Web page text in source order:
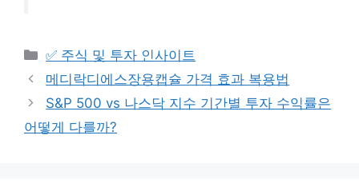
카
테
리
✅ 주식 및 투자 인사이트
메디락디에스장용캡슐 가격 효과 복용법
S&P 500 vs 나스닥 지수 기간별 투자 수익률은
어떻게 다를까?